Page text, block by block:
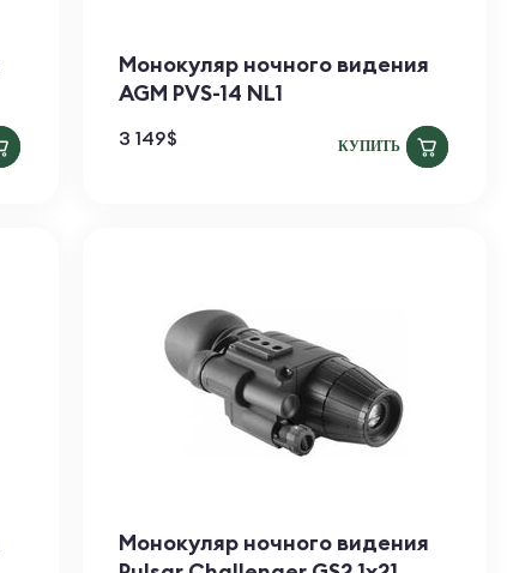
Монокуляр ночного видения
AGM PVS-14 NL1
3 149$ КУПИТЬ
Монокуляр ночного видения